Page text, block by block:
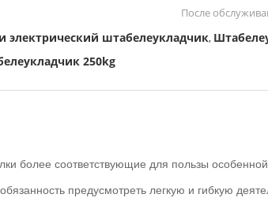
После
электрический штабелеукладчик,
250kg
более соответствующие для пользы особенной
предусмотреть легкую и гибкую